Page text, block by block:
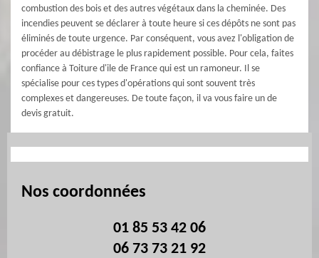
combustion des bois et des autres végétaux dans la cheminée. Des
incendies peuvent se déclarer à toute heure si ces dépôts ne sont pas
éliminés de toute urgence. Par conséquent, vous avez l'obligation de
procéder au débistrage le plus rapidement possible. Pour cela, faites
confiance à Toiture d'ile de France qui est un ramoneur. Il se
spécialise pour ces types d'opérations qui sont souvent très
complexes et dangereuses. De toute façon, il va vous faire un de
devis gratuit.
Nos coordonnées
01 85 53 42 06
06 73 73 21 92